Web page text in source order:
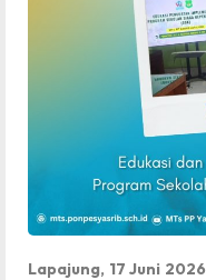
Lapajung, 17 Juni 2026